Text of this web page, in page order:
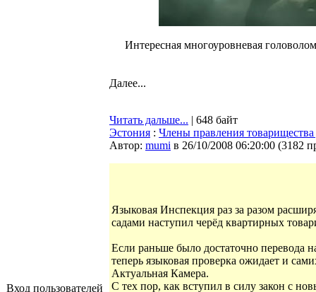
Вход пользователей
Интересная многоуровневая
Далее...
Читать дальше... | 648 байт
Эстония : Члены правления
Автор: mumi в 26/10/2008 06:20:00 (3182
Языковая Инспекция раз за разом
садами наступил черёд квартирных
Если раньше было достаточно перевода
теперь языковая проверка ожидает и
Актуальная Камера.
С тех пор, как вступил в силу закон с